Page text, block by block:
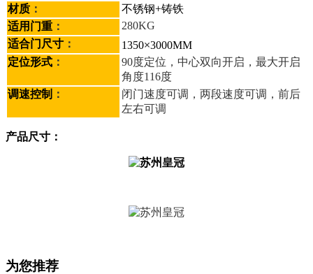
材质 ：
不锈钢+铸铁
适用门重 ：
280KG
适合门尺寸 ： 1350×3000MM
定位形式 ：
90度定位，中心双向开启，最大开启
角度116度
调速控制 ：
闭门速度可调，两段速度可调，前后
左右可调
产品尺寸：
为您推荐